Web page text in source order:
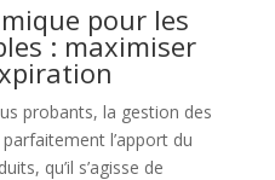
pour les
: maximiser
probants, la gestion des
l’apport du
qu’il s’agisse de